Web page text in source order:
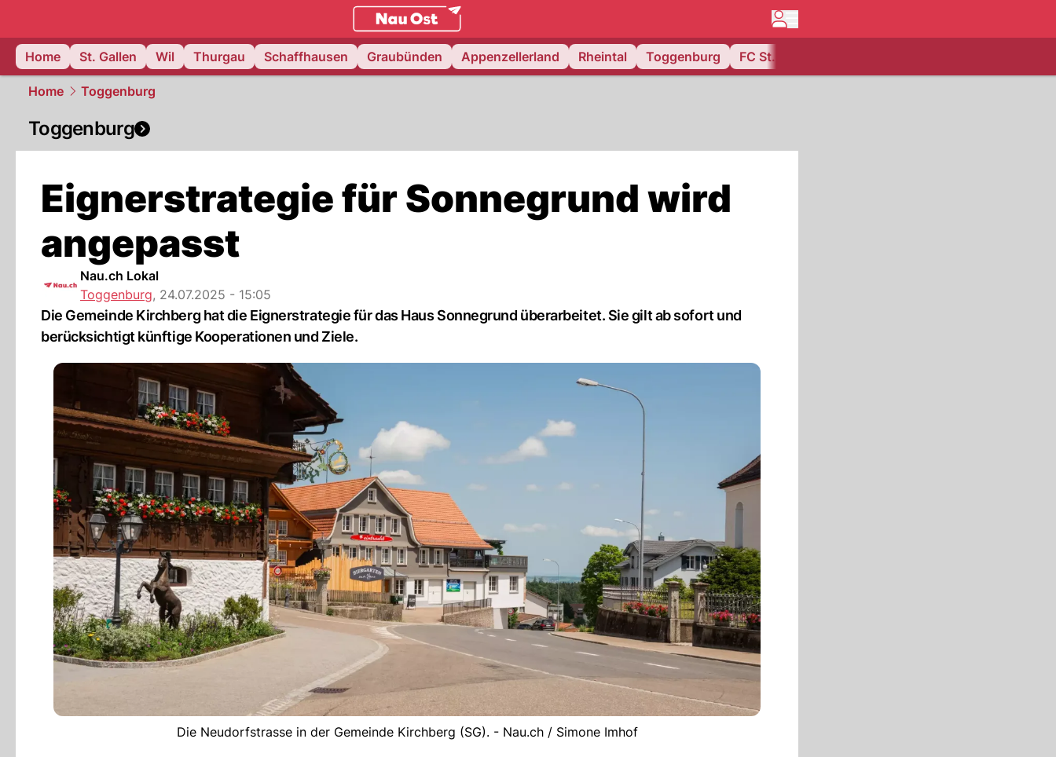
ostschweiz.NAU.ch
Home
St. Gallen Wil Thurgau Schaffhausen Graubünden Appenzellerland Rheintal Toggenburg FC St. Gallen
Home Toggenburg
Toggenburg
Eignerstrategie für Sonnegrund wird
angepasst
Nau.ch Lokal
Toggenburg, 24.07.2025 - 15:05
Die Gemeinde Kirchberg hat die Eignerstrategie für das Haus Sonnegrund überarbeitet. Sie gilt ab sofort und
berücksichtigt künftige Kooperationen und Ziele.
Die Neudorfstrasse in der Gemeinde Kirchberg (SG). - Nau.ch / Simone Imhof